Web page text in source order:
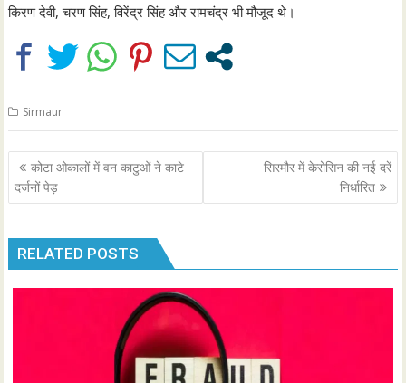
किरण देवी, चरण सिंह, विरेंद्र सिंह और रामचंद्र भी मौजूद थे।
Sirmaur
Post
navigation
कोटा ओकालों में वन काटुओं ने काटे
दर्जनों पेड़
सिरमौर में केरोसिन की नई दरें
निर्धारित
RELATED POSTS